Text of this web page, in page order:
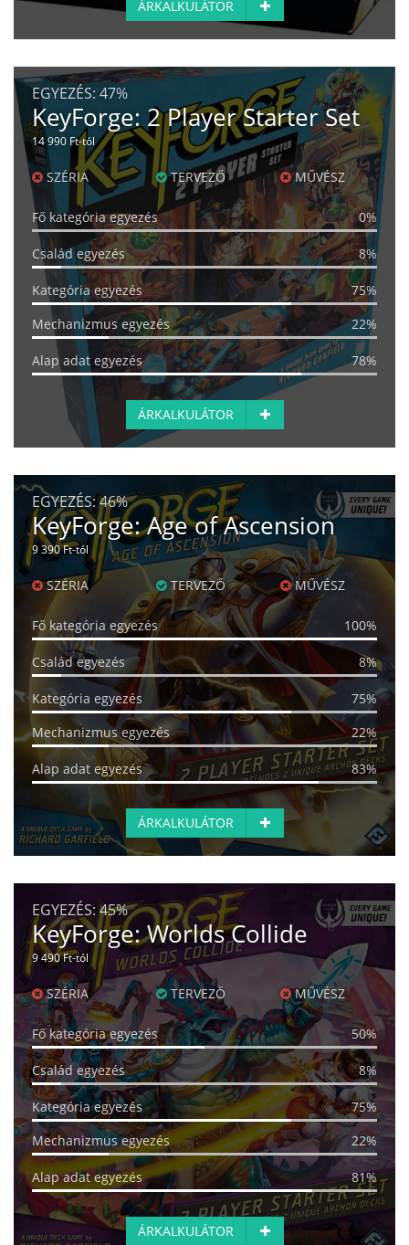
ÁRKALKULÁTOR
EGYEZÉS: 47%
KeyForge: 2 Player Starter Set
14 990 Ft-tól
SZÉRIA TERVEZŐ MŰVÉSZ
Fő kategória egyezés 0%
Család egyezés 8%
Kategória egyezés
75%
Mechanizmus egyezés
22%
Alap adat egyezés 78%
ÁRKALKULÁTOR
EGYEZÉS:46%
KeyForge: Age of Ascension
9 390 Ft-tól
SZÉRIA TERVEZŐ MŰVÉSZ
Fő kategória egyezés 100%
Család egyezés 8%
Kategória egyezés
75%
Mechanizmus egyezés
22%
Alap adat egyezés 83%
ÁRKALKULÁTOR
EGYEZÉS:45%
KeyForge: Worlds Collide
9 490 Ft-tól
SZÉRIA TERVEZŐ MŰVÉSZ
Fő kategória egyezés 50%
Család egyezés 8%
Kategória egyezés
75%
Mechanizmus egyezés
22%
Alap adat egyezés 81%
ÁRKALKULÁTOR